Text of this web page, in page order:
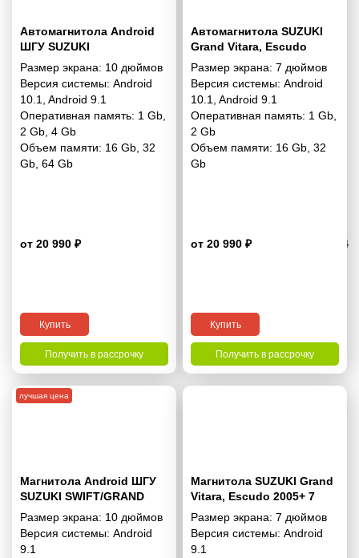
Автомагнитола Android
ШГУ SUZUKI
SWIFT/GRAND VITARA
2009-2017 10"
Размер экрана: 10 дюймов
Версия системы: Android
10.1
Android 9.1
Оперативная память: 1 Gb
2 Gb 4 Gb
Объем памяти: 16 Gb 32
Gb 64 Gb
от 20 990 ₽ 4.4
Купить
Получить в рассрочку
Автомагнитола SUZUKI
Grand Vitara, Escudo
2005+ 7"
Размер экрана: 7 дюймов
Версия системы: Android
10.1
,Android 9.1
Оперативная память: 1 Gb
2 Gb
Объем памяти: 16 Gb ,32
Gb
от 20 990 ₽
Купить
Получить в рассрочку
Магнитола Android ШГУ
SUZUKI SWIFT/GRAND
VITARA 2009-2017 10
дюймов - 9.1 1/16 Гб
Simple
Размер экрана: 10 дюймов
Версия системы: Android
9.1
лучшая цена
Магнитола SUZUKI Grand
Vitara, Escudo 2005+ 7
дюймов - 9.1 1/16 Гб
Simple
Размер экрана: 7 дюймов
Версия системы: Android
9.1